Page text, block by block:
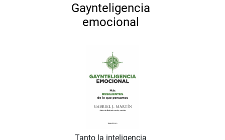
Gaynteligencia
emocional
Tanto la inteligencia